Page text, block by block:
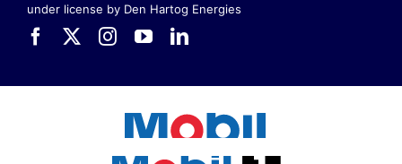
under license by Den Hartog Energies